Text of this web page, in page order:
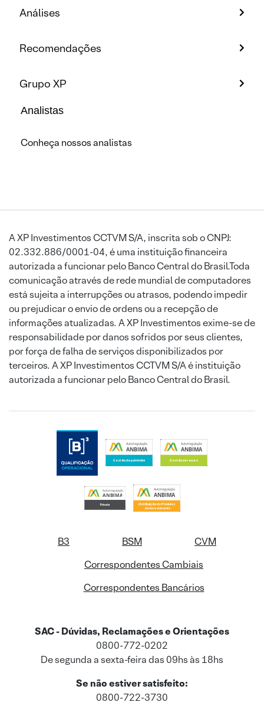
Análises
Recomendações
Grupo XP
Analistas
Conheça nossos analistas
A XP Investimentos CCTVM S/A, inscrita sob o CNPJ:
02.332.886/0001-04, é uma instituição financeira
autorizada a funcionar pelo Banco Central do Brasil.Toda
comunicação através de rede mundial de computadores
está sujeita a interrupções ou atrasos, podendo impedir
ou prejudicar o envio de ordens ou a recepção de
informações atualizadas. A XP Investimentos exime-se de
responsabilidade por danos sofridos por seus clientes,
por força de falha de serviços disponibilizados por
terceiros. A XP Investimentos CCTVM S/A é instituição
autorizada a funcionar pelo Banco Central do Brasil.
B3 BSM
CVM
Correspondentes Cambiais
Correspondentes Bancários
SAC - Dúvidas, Reclamações e Orientações
0800-772-0202
De segunda a sexta-feira das 09hs às 18hs
Se não estiver satisfeito:
0800-722-3730